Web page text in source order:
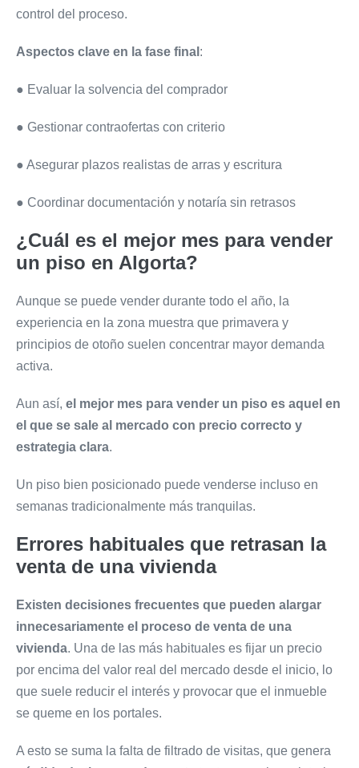
control del proceso.
Aspectos clave en la fase final :
● Evaluar la solvencia del comprador
● Gestionar contraofertas con criterio
● Asegurar plazos realistas de arras y escritura
● Coordinar documentación y notaría sin retrasos
¿Cuál es el mejor mes para vender
un piso en Algorta?
Aunque se puede vender durante todo el año, la
experiencia en la zona muestra que primavera y
principios de otoño suelen concentrar mayor demanda
activa.
Aun así, el mejor mes para vender un piso es aquel en
el que se sale al mercado con precio correcto y
estrategia clara.
Un piso bien posicionado puede venderse incluso en
semanas tradicionalmente más tranquilas.
Errores habituales que retrasan la
venta de una vivienda
Existen decisiones frecuentes que pueden alargar
innecesariamente el proceso de venta de una
vivienda. Una de las más habituales es fijar un precio
por encima del valor real del mercado desde el inicio, lo
que suele reducir el interés y provocar que el inmueble
se queme en los portales.
A esto se suma la falta de filtrado de visitas, que genera